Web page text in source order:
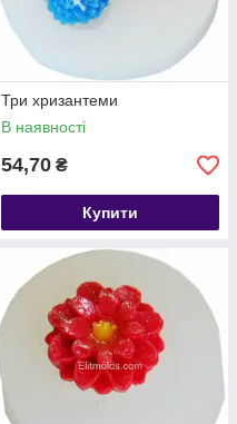
Три хризантеми
В наявності
54,70 ₴
Купити